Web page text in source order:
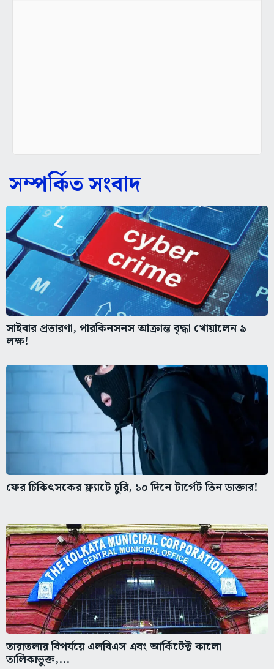
সম্পর্কিত সংবাদ
সাইবার প্রতারণা, পারকিনসনস আক্রান্ত বৃদ্ধা খোয়ালেন ৯
লক্ষ!
ফের চিকিৎসকের ফ্ল্যাটে চুরি, ১০ দিনে টার্গেট তিন ডাক্তার!
তারাতলার বিপর্যয়ে এলবিএস এবং আর্কিটেক্ট কালো
তালিকাভুক্ত,...